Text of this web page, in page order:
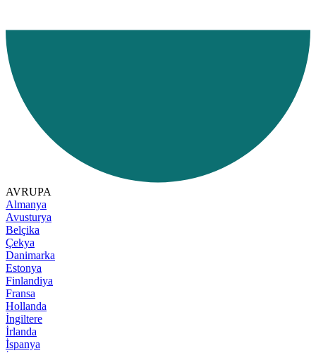
Ana Sayfa
Hizmetlerimiz
Hizmet Bölgelerimiz
Karayolu
AVRUPA
Almanya
Avusturya
Belçika
Çekya
Danimarka
Estonya
Finlandiya
Fransa
Hollanda
İngiltere
İrlanda
İspanya